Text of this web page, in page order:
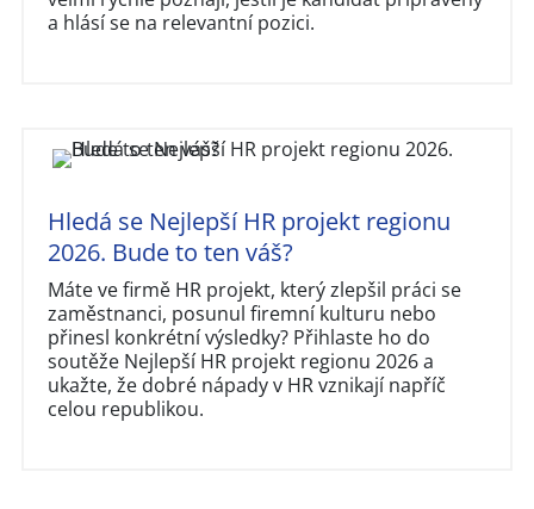
a hlásí se na relevantní pozici.
Hledá se Nejlepší HR projekt regionu
2026. Bude to ten váš?
Máte ve firmě HR projekt, který zlepšil práci se
zaměstnanci, posunul firemní kulturu nebo
přinesl konkrétní výsledky? Přihlaste ho do
soutěže Nejlepší HR projekt regionu 2026 a
ukažte, že dobré nápady v HR vznikají napříč
celou republikou.